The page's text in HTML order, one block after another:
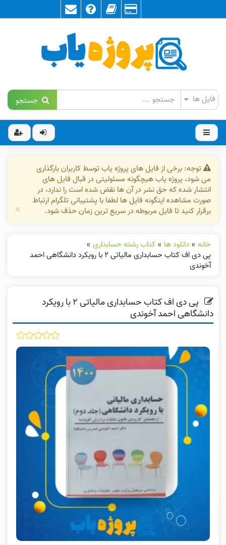
جستجو
توجه: برخی از فایل های پروژه یاب توسط کاربران بارگذاری
می شود، پروژه یاب هیچگونه مسئولیتی در قبال فایل های
انتشار شده که حق نشر در آن ها نقض شده است را ندارد، در
صورت مشاهده اینگونه فایل ها لطفا با پشتیبانی تلگرام ارتباط
برقرار کنید تا فایل مربوطه در سریع ترین زمان حذف شود.
×
خانه » دانلود ها » کتاب رشته حسابداری »
پی دی اف کتاب حسابداری مالیاتی ۲ با رویکرد دانشگاهی احمد
آخوندی
پی دی اف کتاب حسابداری مالیاتی ۲ با رویکرد
دانشگاهی احمد آخوندی